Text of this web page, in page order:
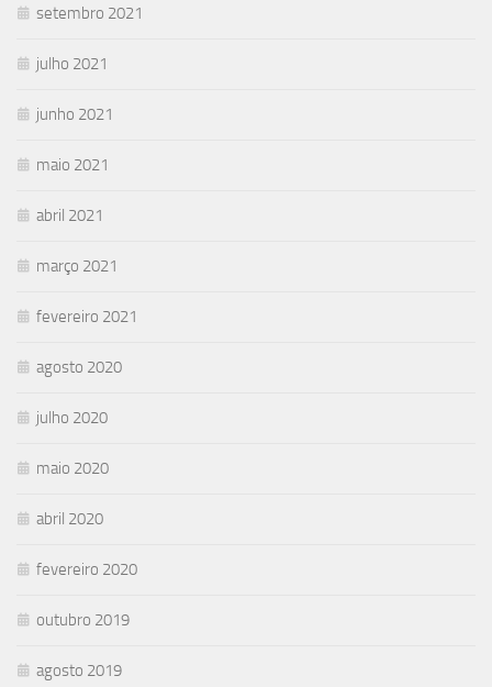
setembro 2021
julho 2021
junho 2021
maio 2021
abril 2021
março 2021
fevereiro 2021
agosto 2020
julho 2020
maio 2020
abril 2020
fevereiro 2020
outubro 2019
agosto 2019